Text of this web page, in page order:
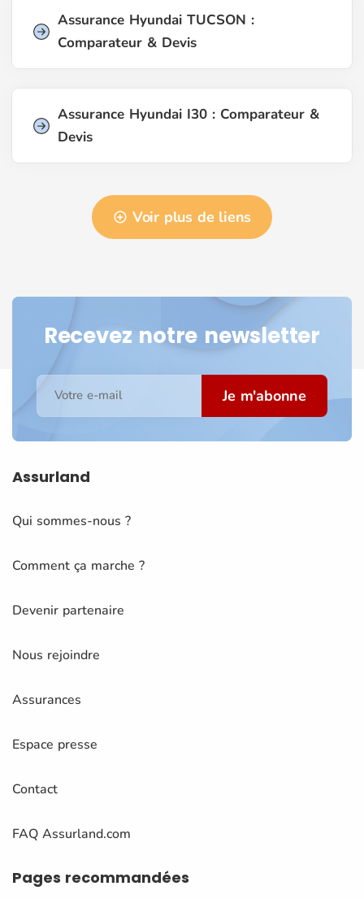
Assurance Hyundai TUCSON :
Comparateur & Devis
Assurance Hyundai I30 : Comparateur &
Devis
Voir plus de liens
Recevez notre newsletter
Votre e-mail Je m'abonne
Assurland
Qui sommes-nous ?
Comment ça marche ?
Devenir partenaire
Nous rejoindre
Assurances
Espace presse
Contact
FAQ Assurland.com
Pages recommandées